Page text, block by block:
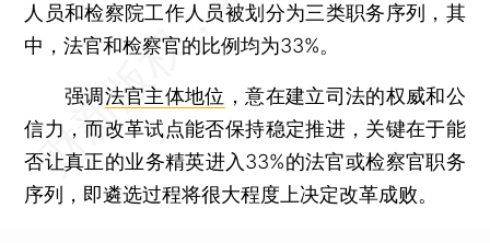
人员和检察院工作人员被划分为三类职务序列，其
中，法官和检察官的比例均为33%。
强调法官主体地位 ，意在建立司法的权威和公
信力，而改革试点能否保持稳定推进，关键在于能
否让真正的业务精英进入33%的法官或检察官职务
序列，即遴选过程将很大程度上决定改革成败。